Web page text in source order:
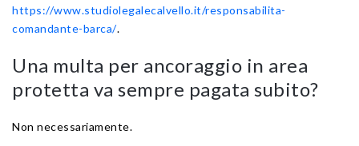
https://www.studiolegalecalvello.it/responsabilita-
comandante-barca/.
Una multa per ancoraggio in area
protetta va sempre pagata subito?
Non necessariamente.